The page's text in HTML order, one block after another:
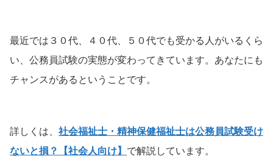
最近では３０代、４０代、５０代でも受かる人がいるくら
い、公務員試験の実態が変わってきています。あなたにも
チャンスがあるということです。
詳しくは、 社会福祉士・精神保健福祉士は公務員試験受け
ないと損？【社会人向け】 で解説しています。